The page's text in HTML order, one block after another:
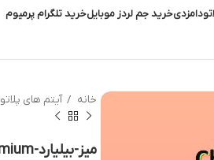
دامزدیخرید جم لردز موبایلخرید تلگرام پرمیوم
خانه آیتم های پلاتو
میز-بیلیارد-Chromium